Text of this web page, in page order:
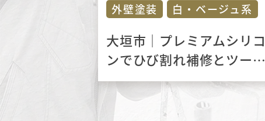
外壁塗装 白・ベージュ系
大垣市｜プレミアムシリコ
ンでひび割れ補修とツート
ンカラーの塗り替え工事